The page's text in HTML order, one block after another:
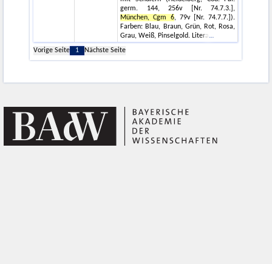
germ. 144, 256v [Nr. 74.7.3.],
München, Cgm 6, 79v [Nr. 74.7.7.]).
Farben: Blau, Braun, Grün, Rot, Rosa,
Grau, Weiß, Pinselgold. Litera
Vorige Seite
1 Nächste Seite